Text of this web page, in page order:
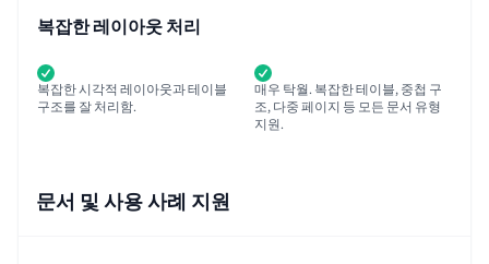
복잡한 레이아웃 처리
복잡한 시각적 레이아웃과 테이블
구조를 잘 처리함.
매우 탁월. 복잡한 테이블, 중첩 구
조, 다중 페이지 등 모든 문서 유형
지원.
문서 및 사용 사례 지원